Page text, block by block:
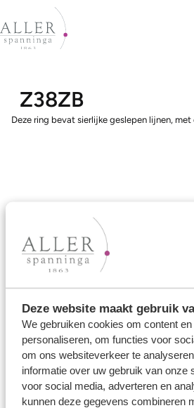
Deze website maakt gebruik
We gebruiken cookies om content
personaliseren, om functies voor
om ons websiteverkeer te
informatie over uw gebruik van onze
voor social media, adverteren en
kunnen deze gegevens combineren
Z38ZB
Deze ring bevat sierlijke geslepen lijnen,
Trouwringen
Verlovingsringen
Vriendschapsringen
Over ons
Aller Spanninga
Historie